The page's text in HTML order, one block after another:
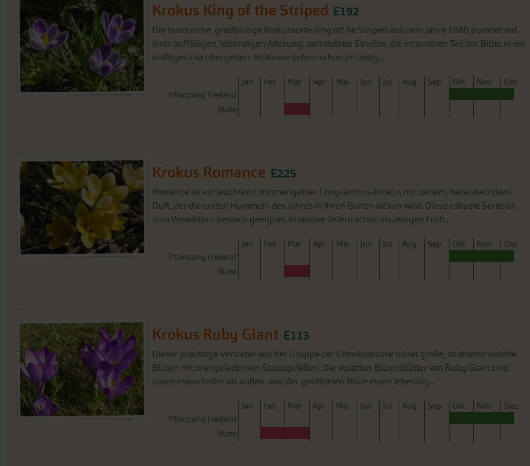
Krokus King of the Striped E192
Die historische, großblütige Krokussorte King oft he Striped aus dem Jahre 1880 punktet mit
ihrer auffälligen, lebendigen Aderung: zart violette Streifen, die im unteren Teil der Blüte in ein
kräftiges Lila übergehen. Krokusse liefern schon im zeitig...
Jan Feb Mar Apr Mai Jun Jul Aug Sep Okt Nov Dez
Pflanzung Freiland
Blüte
Krokus Romance E225
Romance ist ein leuchtend zitronengelber Chrysanthus-Krokus mit zartem, bezauberndem
Duft, der die ersten Hummeln des Jahres in Ihren Garten locken wird. Diese robuste Sorte ist
zum Verwildern bestens geeignet. Krokusse liefern schon im zeitigen Früh...
Jan Feb Mar Apr Mai Jun Jul Aug Sep Okt Nov Dez
Pflanzung Freiland
Blüte
Krokus Ruby Giant E113
Dieser prächtige Vertreter aus der Gruppe der Elfenkrokusse bildet große, strahlend violette
Blüten mit orangefarbenen Staubgefäßen. Die violetten Blütenblätter von Ruby Giant sind
innen etwas heller als außen, was der geöffneten Blüte einen lebendig...
Jan Feb Mar Apr Mai Jun Jul Aug Sep Okt Nov Dez
Pflanzung Freiland
Blüte